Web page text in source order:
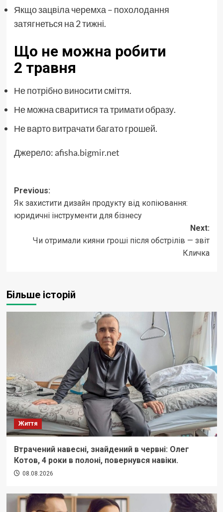
Якщо зацвіла черемха – похолодання
затягнеться на 2 тижні.
Що не можна робити
2 травня
Не потрібно виносити сміття.
Не можна сваритися та тримати образу.
Не варто витрачати багато грошей.
Джерело: afisha.bigmir.net
Post
navigation
Previous:
Як захистити дизайн продукту від копіювання:
юридичні інструменти для бізнесу
Next:
Чи отримали кияни гроші після обстрілів — звіт
Кличка
Більше історій
Життя
Втрачений навесні, знайдений в червні: Олег
Котов, 4 роки в полоні, повернувся навіки.
08.08.2026